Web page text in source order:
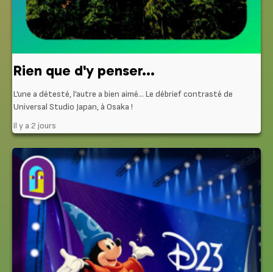
Rien que d'y penser...
L’une a détesté, l’autre a bien aimé… Le débrief contrasté de
Universal Studio Japan, à Osaka !
Il y a 2 jours